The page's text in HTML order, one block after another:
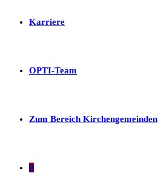
Karriere
OPTI-Team
Zum Bereich Kirchengemeinden
0